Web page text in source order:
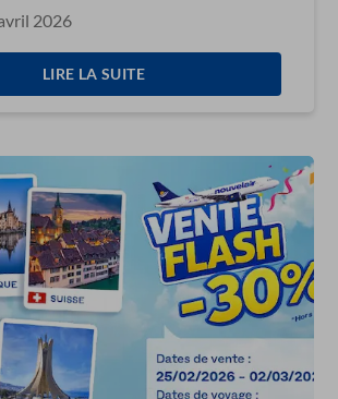
2026
LIRE LA SUITE